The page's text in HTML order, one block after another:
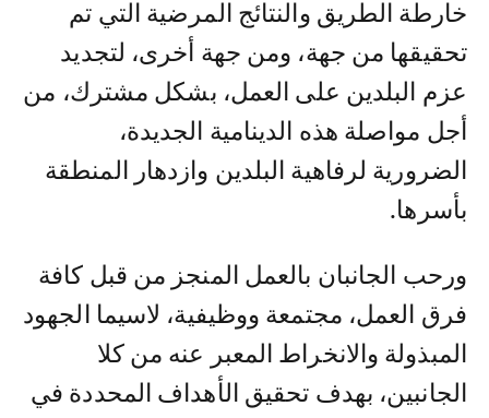
خارطة الطريق والنتائج المرضية التي تم
تحقيقها من جهة، ومن جهة أخرى، لتجديد
عزم البلدين على العمل، بشكل مشترك، من
أجل مواصلة هذه الدينامية الجديدة،
الضرورية لرفاهية البلدين وازدهار المنطقة
بأسرها.
ورحب الجانبان بالعمل المنجز من قبل كافة
فرق العمل، مجتمعة ووظيفية، لاسيما الجهود
المبذولة والانخراط المعبر عنه من كلا
الجانبين، بهدف تحقيق الأهداف المحددة في